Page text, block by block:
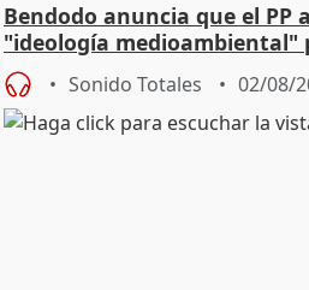
Bendodo anuncia que el PP
"ideología medioambiental"
playas
Sonido Totales 02/08/